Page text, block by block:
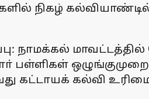
நிகழ்
நாமக்கல்
பள்ளிகள்
கல்வி உரிமைச்